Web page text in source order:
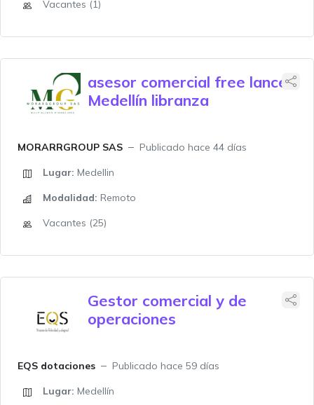
Vacantes (1)
asesor comercial free lance
Medellín libranza
MORARRGROUP SAS
Publicado hace 44 días
Lugar: Medellin
Modalidad: Remoto
Vacantes (25)
Gestor comercial y de
operaciones
EQS dotaciones
Publicado hace 59 días
Lugar: Medellín